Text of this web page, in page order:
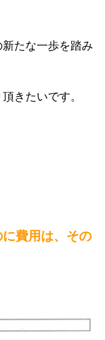
たな一歩を踏み
きたいです。
費用は、その